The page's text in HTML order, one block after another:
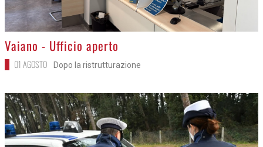
>
Vaiano - Ufficio aperto
01 AGOSTO Dopo la ristrutturazione